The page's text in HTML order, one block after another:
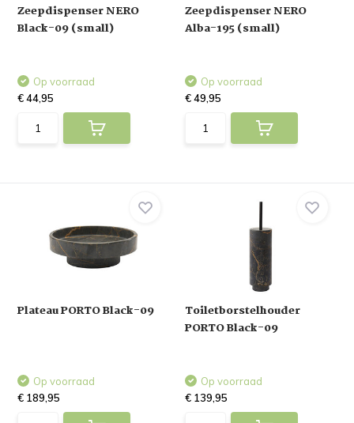
Zeepdispenser NERO
Black-09 (small)
Op voorraad
€ 44,95
Zeepdispenser NERO
Alba-195 (small)
Op voorraad
€ 49,95
Plateau PORTO Black-09
Op voorraad
€ 189,95
Toiletborstelhouder
PORTO Black-09
Op voorraad
€ 139,95